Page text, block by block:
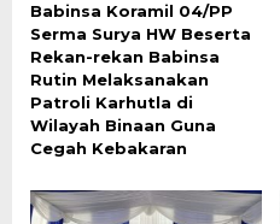
Babinsa Koramil 04/PP
Serma Surya HW Beserta
Rekan-rekan Babinsa
Rutin Melaksanakan
Patroli Karhutla di
Wilayah Binaan Guna
Cegah Kebakaran